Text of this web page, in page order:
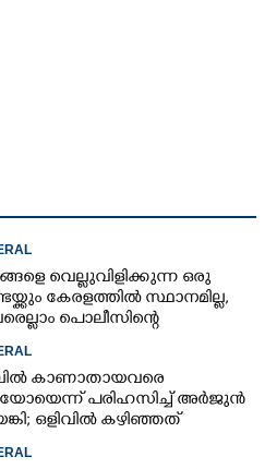
വെല്ലുവിളിക്കുന്ന ഒരു
കേരളത്തിൽ സ്ഥാനമില്ല,​
പൊലീസിന്റെ
കാണാതായവരെ
പരിഹസിച്ച് അർജുൻ
ഒളിവിൽ കഴിഞ്ഞത്